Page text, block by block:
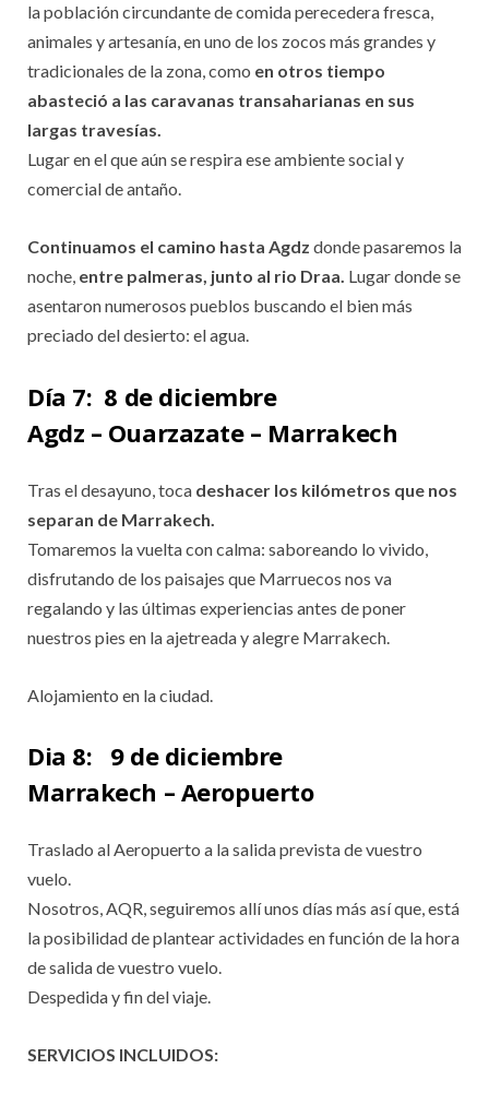
la población circundante de comida perecedera fresca,
animales y artesanía, en uno de los zocos más grandes y
tradicionales de la zona, como en otros tiempo
abasteció a las caravanas transaharianas en sus
largas travesías.
Lugar en el que aún se respira ese ambiente social y
comercial de antaño.
Continuamos el camino hasta Agdz donde pasaremos la
noche, entre palmeras, junto al rio Draa. Lugar donde se
asentaron numerosos pueblos buscando el bien más
preciado del desierto: el agua.
Día 7: 8 de diciembre
Agdz – Ouarzazate – Marrakech
Tras el desayuno, toca deshacer los kilómetros que nos
separan de Marrakech.
Tomaremos la vuelta con calma: saboreando lo vivido,
disfrutando de los paisajes que Marruecos nos va
regalando y las últimas experiencias antes de poner
nuestros pies en la ajetreada y alegre Marrakech.
Alojamiento en la ciudad.
Dia 8: 9 de diciembre
Marrakech – Aeropuerto
Traslado al Aeropuerto a la salida prevista de vuestro
vuelo.
Nosotros, AQR, seguiremos allí unos días más así que, está
la posibilidad de plantear actividades en función de la hora
de salida de vuestro vuelo.
Despedida y fin del viaje.
SERVICIOS INCLUIDOS: